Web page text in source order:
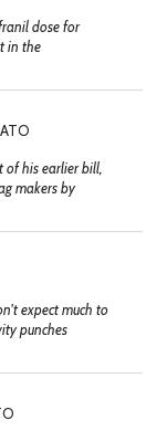
dose for
in the
of his earlier bill,
makers by
expect much to
punches